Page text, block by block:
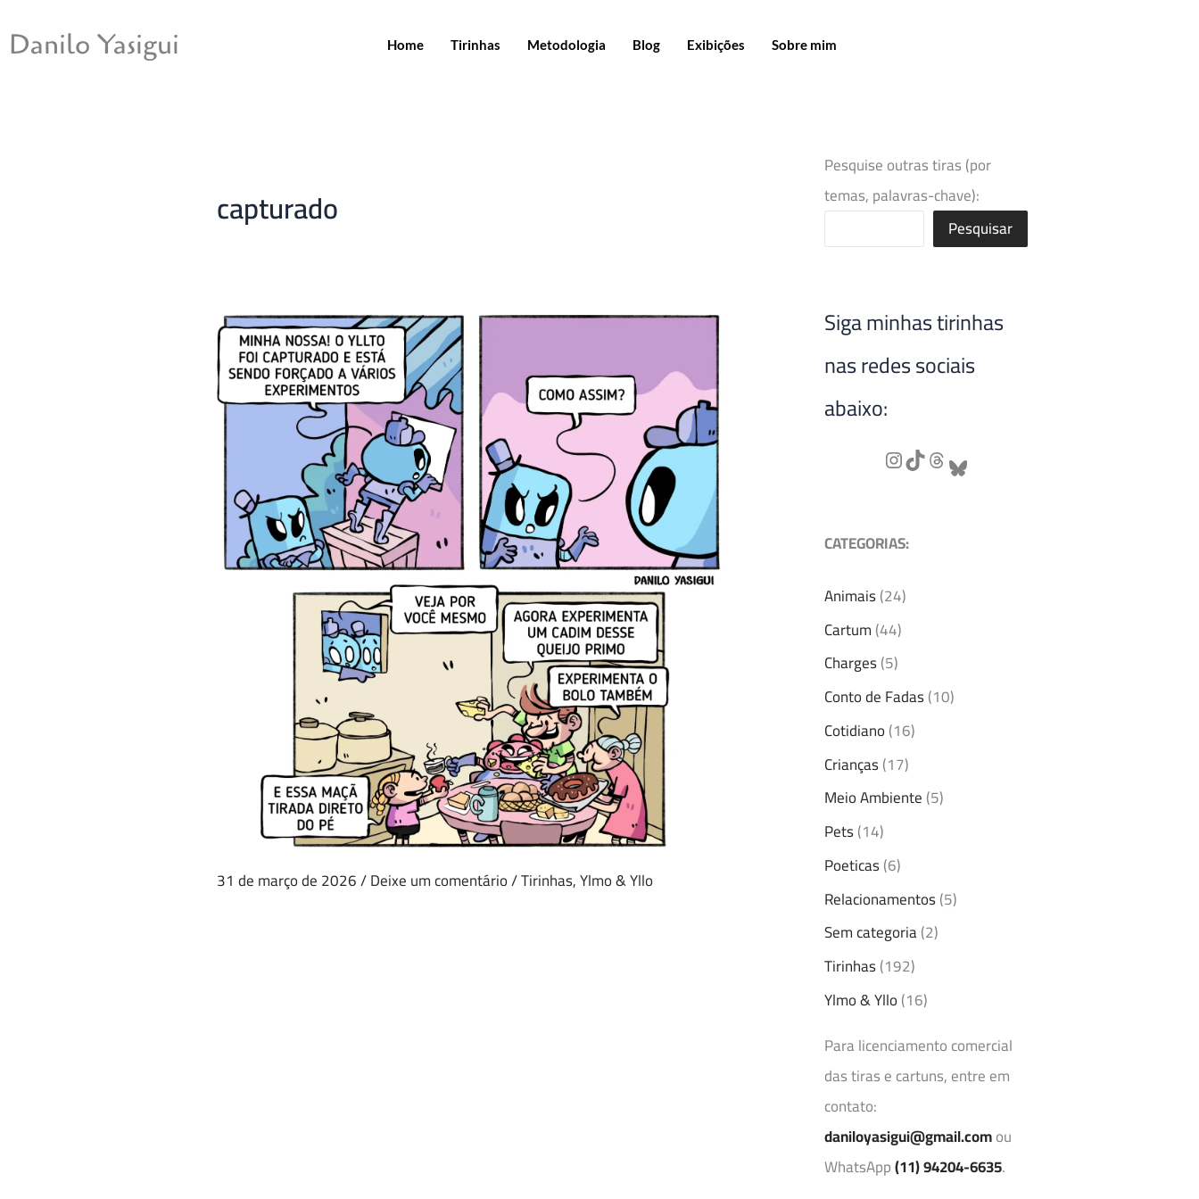
para
Danilo Yasigui Home Tirinhas Metodologia Blog Exibições Sobre mim
capturado
31 de março de 2026/Deixe um comentário/Tirinhas,Ylmo & Yllo
Pesquise outras tiras (por
temas, palavras-chave):
Pesquisar
Siga minhas tirinhas
nas redes sociais
abaixo:
CATEGORIAS:
Animais(24)
Cartum(44)
Charges(5)
Conto de Fadas(10)
Cotidiano(16)
Crianças(17)
Meio Ambiente(5)
Pets(14)
Poeticas(6)
Relacionamentos(5)
Sem categoria(2)
Tirinhas(192)
Ylmo & Yllo(16)
Para licenciamento comercial
das tiras e cartuns, entre em
contato:
daniloyasigui@gmail.comou
WhatsApp(11) 94204-6635.